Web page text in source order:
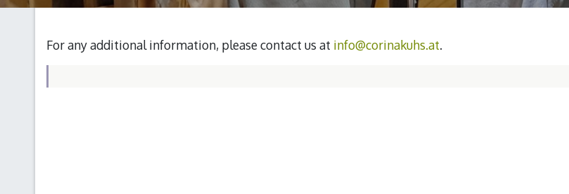
For any additional information, please contact us at info@corinakuhs.at.